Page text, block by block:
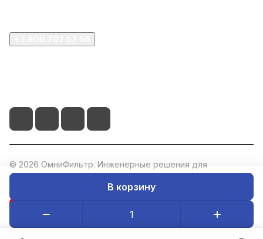
В корзину
© 2026 ОмниФильтр. Инженерные решения для
водоподготовки. ИНН: 5047273073, ОГРН: 1235000020760.
Оферта